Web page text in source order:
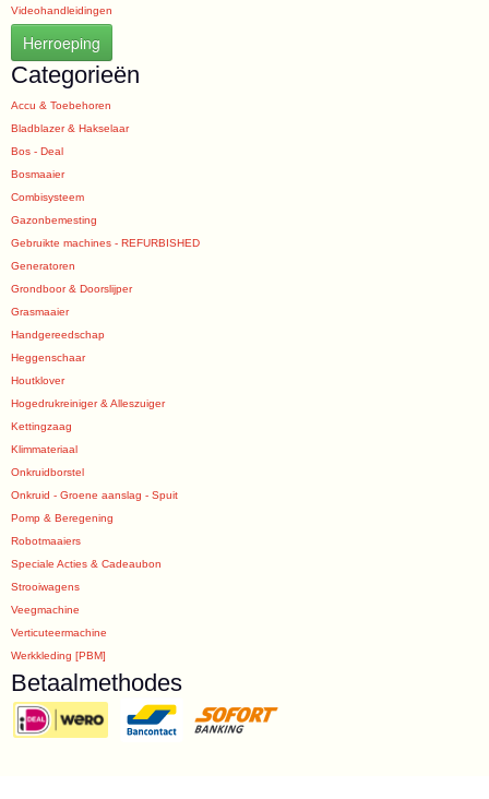
Videohandleidingen
Herroeping
Categorieën
Accu & Toebehoren
Bladblazer & Hakselaar
Bos - Deal
Bosmaaier
Combisysteem
Gazonbemesting
Gebruikte machines - REFURBISHED
Generatoren
Grondboor & Doorslijper
Grasmaaier
Handgereedschap
Heggenschaar
Houtklover
Hogedrukreiniger & Alleszuiger
Kettingzaag
Klimmateriaal
Onkruidborstel
Onkruid - Groene aanslag - Spuit
Pomp & Beregening
Robotmaaiers
Speciale Acties & Cadeaubon
Strooiwagens
Veegmachine
Verticuteermachine
Werkkleding [PBM]
Betaalmethodes